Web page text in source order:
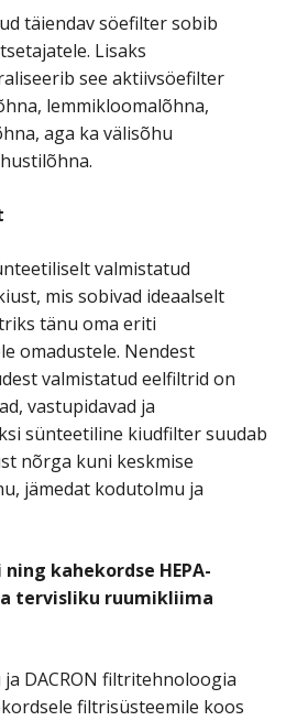
täiendav söefilter sobib
Lisaks
see aktiivsöefilter
lemmikloomalõhna,
aga ka välisõhu
valmistatud
mis sobivad ideaalselt
tänu oma eriti
omadustele. Nendest
valmistatud eelfiltrid on
vastupidavad ja
sünteetiline kiudfilter suudab
nõrga kuni keskmise
jämedat kodutolmu ja
kahekordse HEPA-
tervisliku ruumikliima
ja DACRON filtritehnoloogia
filtrisüsteemile koos